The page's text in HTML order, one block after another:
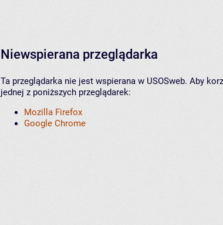
Niewspierana przeglądarka
Ta przeglądarka nie jest wspierana w USOSweb. Aby
jednej z poniższych przeglądarek:
Mozilla Firefox
Google Chrome